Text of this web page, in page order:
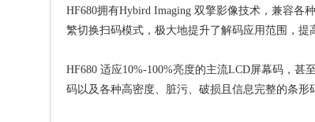
HF680拥有Hybird Imaging 双擎影像技术，兼容各
繁切换扫码模式，极大地提升了解码应用范围，提
HF680 适应10%-100%亮度的主流LCD屏幕码，
码以及各种高密度、脏污、破损且信息完整的条形